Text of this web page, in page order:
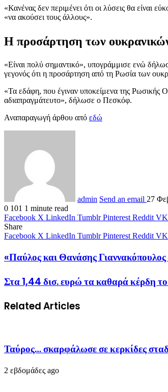
«Κανένας δεν περιμένει ότι οι λύσεις θα
«να ακούσει τους άλλους».
Η προσάρτηση των
«Είναι πολύ σημαντικό», υπογράμμισε ενώ
γεγονός ότι η προσάρτηση από τη Ρωσία των
«Τα εδάφη, που έγιναν υποκείμενα της Ρωσικής
αδιαπραγμάτευτο», δήλωσε ο Πεσκόφ.
Αναπαραγωγή άρθου από εδώ
admin Send an email 27
0 101 1 minute read
Facebook X LinkedIn Tumblr Pinterest Reddit
Share
Facebook X LinkedIn Tumblr Pinterest Reddit
«Παύλος και Θανάσης
Στα 1,44 δισ. ευρώ τα καθαρά κέρδη
Related Articles
Ταύρος… σκαρφάλωσε σε κερκίδες
2 εβδομάδες ago